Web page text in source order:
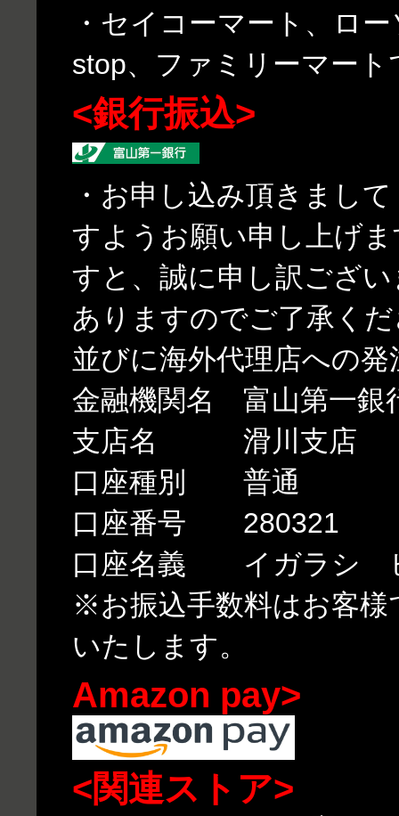
・セイコーマート、ロ
stop、ファミリーマー
<銀行振込>
・お申し込み頂きまし
すようお願い申し上げ
すと、誠に申し訳ござ
ありますのでご了承く
並びに海外代理店への
金融機関名 富山第一銀
支店名 滑川支店
口座種別 普通
口座番号 280321
口座名義 イガラシ
※お振込手数料はお客
いたします。
Amazon pay>
<関連ストア>